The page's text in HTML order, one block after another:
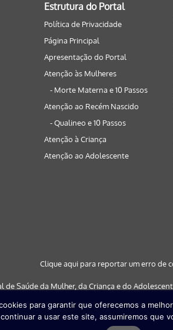
Estrutura do Portal
Política de Privacidade
Página Principal
Apresentação do Portal
Atenção às Mulheres
- Morte Materna e 10 Passos
Atenção ao Recém Nascido
- Qualineo e 10 Passos
Atenção à Criança
Atenção ao Adolescente
Clique aqui para reportar um erro de
Saúde da Mulher, da Criança e do
navegadores: Google Chrome (a partir da
partir da versão 29)
para garantir que oferecemos a
a usar este site, assumiremos que